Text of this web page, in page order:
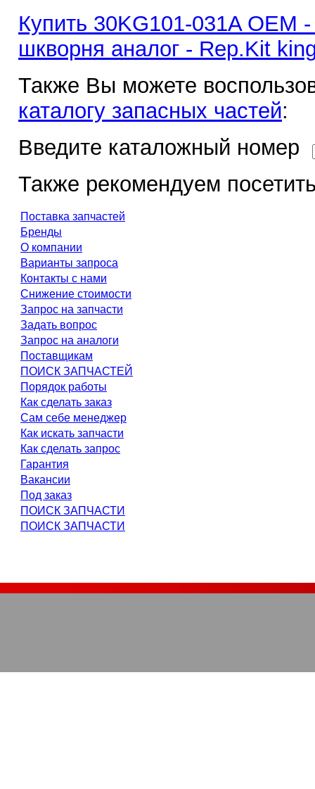
Купить 30KG101-031A OEM
шкворня аналог - Rep.Kit
Также Вы можете
каталогу запасных частей:
Введите каталожный номер
Также рекомендуем
Поставка запчастей
Бренды
О компании
Варианты запроса
Контакты с нами
Снижение стоимости
Запрос на запчасти
Задать вопрос
Запрос на аналоги
Поставщикам
ПОИСК ЗАПЧАСТЕЙ
Порядок работы
Как сделать заказ
Сам себе менеджер
Как искать запчасти
Как сделать запрос
Гарантия
Вакансии
Под заказ
ПОИСК ЗАПЧАСТИ
ПОИСК ЗАПЧАСТИ